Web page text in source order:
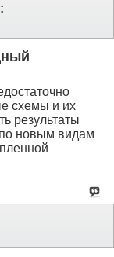
схемы и их
результаты
новым видам